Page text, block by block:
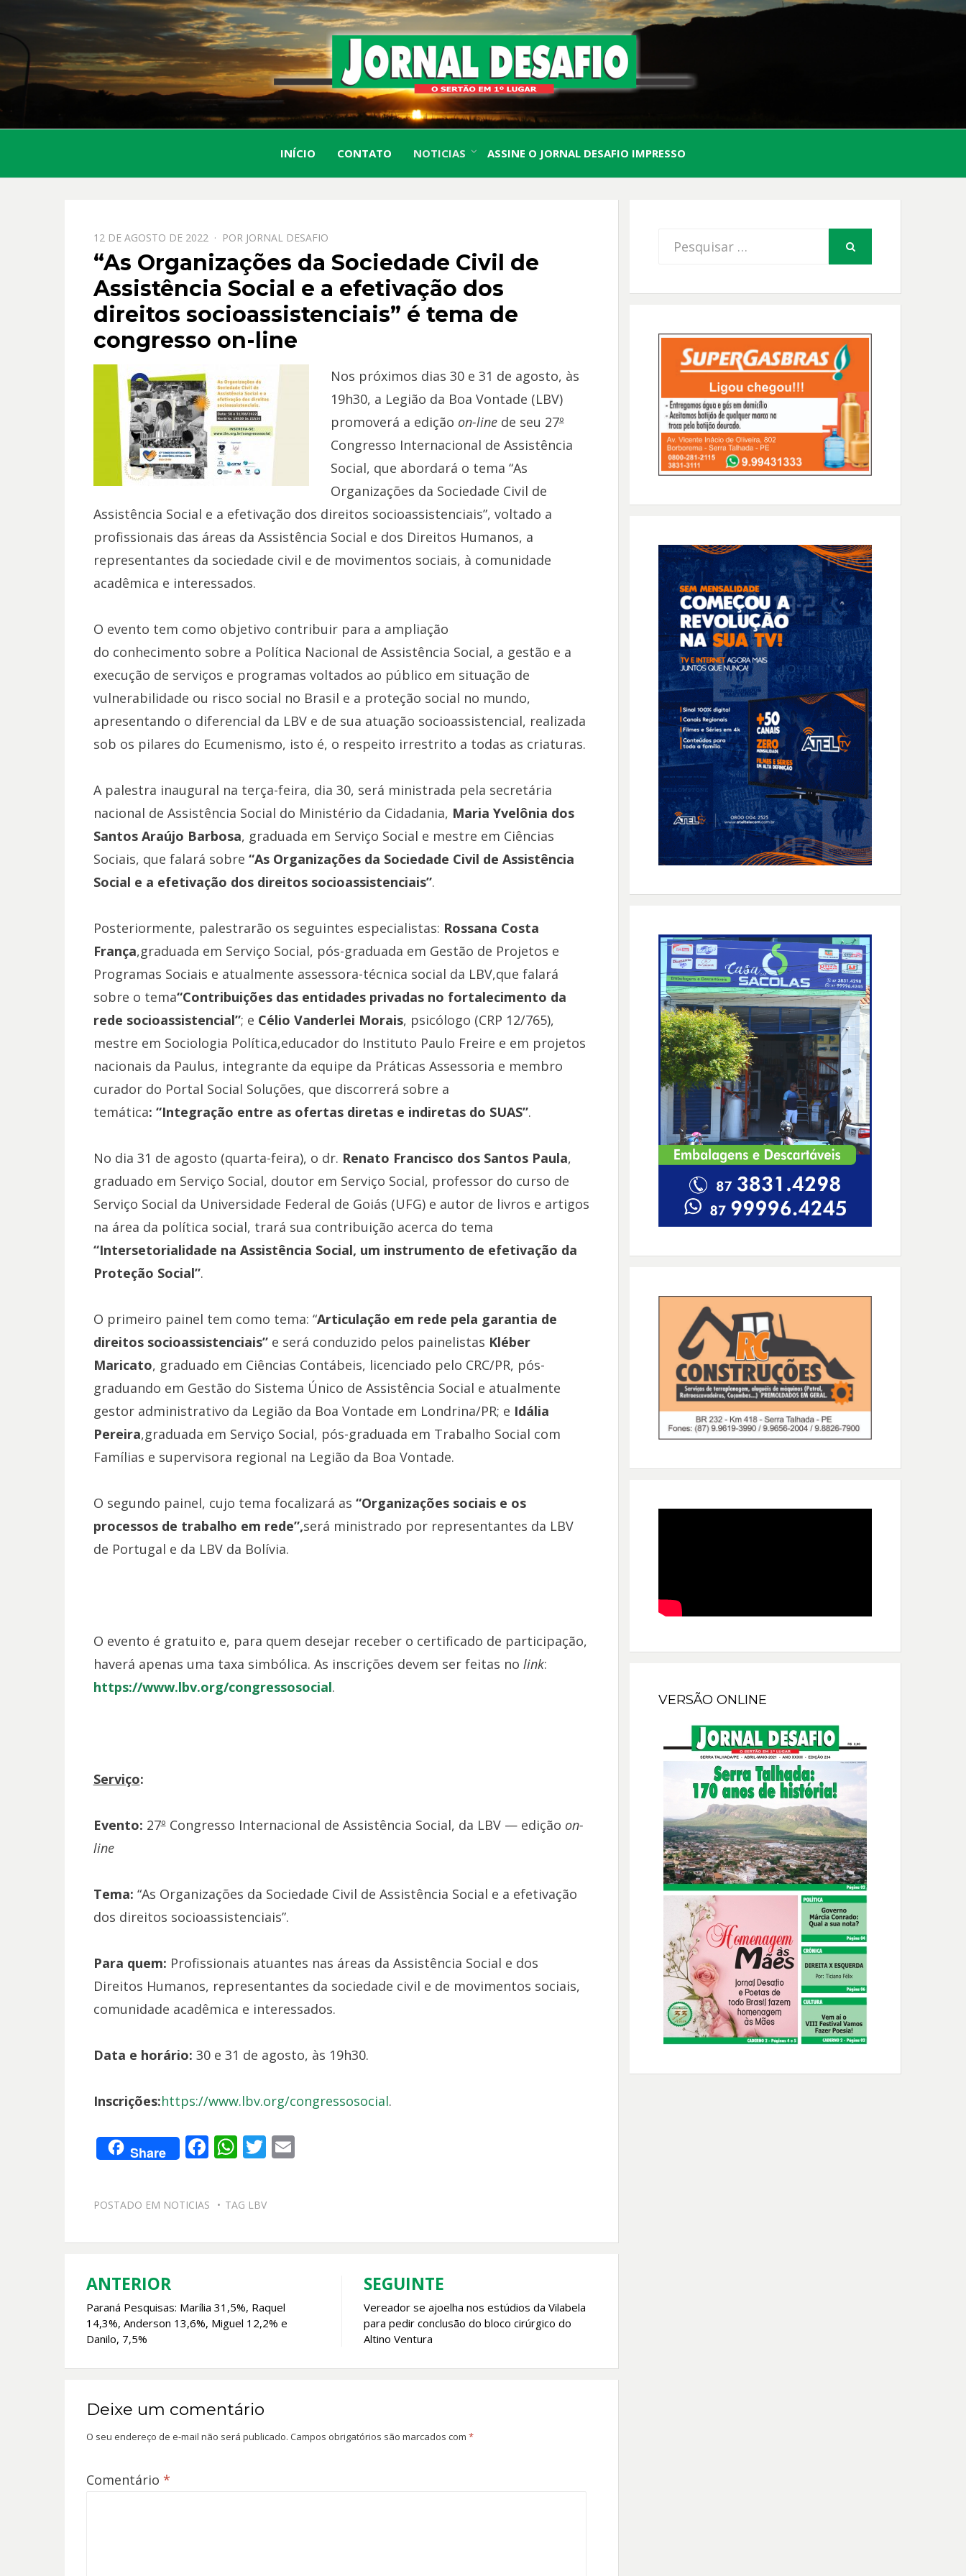
JORNAL
DESAFIO
O Sertão em 1º Lugar
INÍCIO CONTATO NOTICIAS ASSINE O JORNAL DESAFIO IMPRESSO
PPOSTADO
EM
12 DE AGOSTO DE 2022 POR JORNAL DESAFIO
“As Organizações da Sociedade Civil de
Assistência Social e a efetivação dos
direitos socioassistenciais” é tema de
congresso on-line
Nos próximos dias 30 e 31 de agosto, às
19h30, a Legião da Boa Vontade (LBV)
promoverá a edição on-linede seu 27º
Congresso Internacional de Assistência
Social, que abordará o tema “As
Organizações da Sociedade Civil de
Assistência Social e a efetivação dos direitos socioassistenciais”, voltado a
profissionais das áreas da Assistência Social e dos Direitos Humanos, a
representantes da sociedade civil e de movimentos sociais, à comunidade
acadêmica e interessados.
O evento tem como objetivo contribuir para a ampliação
do conhecimento sobre a Política Nacional de Assistência Social, a gestão e a
execução de serviços e programas voltados ao público em situação de
vulnerabilidade ou risco social no Brasil e a proteção social no mundo,
apresentando o diferencial da LBV e de sua atuação socioassistencial, realizada
sob os pilares do Ecumenismo, isto é, o respeito irrestrito a todas as criaturas.
A palestra inaugural na terça-feira, dia 30, será ministrada pela secretária
nacional de Assistência Social do Ministério da Cidadania, Maria Yvelônia dos
Santos Araújo Barbosa, graduada em Serviço Social e mestre em Ciências
Sociais, que falará sobre “As Organizações da Sociedade Civil de Assistência
Social e a efetivação dos direitos socioassistenciais”.
Posteriormente, palestrarão os seguintes especialistas: Rossana Costa
França,graduada em Serviço Social, pós-graduada em Gestão de Projetos e
Programas Sociais e atualmente assessora-técnica social da LBV,que falará
sobre o tema“Contribuições das entidades privadas no fortalecimento da
rede socioassistencial”; e Célio Vanderlei Morais, psicólogo (CRP 12/765),
mestre em Sociologia Política,educador do Instituto Paulo Freire e em projetos
nacionais da Paulus, integrante da equipe da Práticas Assessoria e membro
curador do Portal Social Soluções, que discorrerá sobre a
temática: “Integração entre as ofertas diretas e indiretas do SUAS”.
No dia 31 de agosto (quarta-feira), o dr. Renato Francisco dos Santos Paula,
graduado em Serviço Social, doutor em Serviço Social, professor do curso de
Serviço Social da Universidade Federal de Goiás (UFG) e autor de livros e artigos
na área da política social, trará sua contribuição acerca do tema
“Intersetorialidade na Assistência Social, um instrumento de efetivação da
Proteção Social”.
O primeiro painel tem como tema: “Articulação em rede pela garantia de
direitos socioassistenciais”e será conduzido pelos painelistas Kléber
Maricato, graduado em Ciências Contábeis, licenciado pelo CRC/PR, pós-
graduando em Gestão do Sistema Único de Assistência Social e atualmente
gestor administrativo da Legião da Boa Vontade em Londrina/PR; e Idália
Pereira,graduada em Serviço Social, pós-graduada em Trabalho Social com
Famílias e supervisora regional na Legião da Boa Vontade.
O segundo painel, cujo tema focalizará as “Organizações sociais e os
processos de trabalho em rede”,será ministrado por representantes da LBV
de Portugal e da LBV da Bolívia.
O evento é gratuito e, para quem desejar receber o certificado de participação,
haverá apenas uma taxa simbólica. As inscrições devem ser feitas no link:
https://www.lbv.org/congressosocial.
Serviço:
Evento: 27ºCongresso Internacional de Assistência Social, da LBV — edição on-
line
Tema: “As Organizações da Sociedade Civil de Assistência Social e a efetivação
dos direitos socioassistenciais”.
Para quem: Profissionais atuantes nas áreas da Assistência Social e dos
Direitos Humanos, representantes da sociedade civil e de movimentos sociais,
comunidade acadêmica e interessados.
Data e horário: 30 e 31 de agosto, às 19h30.
Inscrições:https://www.lbv.org/congressosocial.
Share F
b
o
W
s
A
T
er
E
POSTADO EM NOTICIAS TAG LBV
Navegação
de
Post
ANTERIOR
Paraná Pesquisas: Marília 31,5%, Raquel
14,3%, Anderson 13,6%, Miguel 12,2% e
Danilo, 7,5%
SEGUINTE
Vereador se ajoelha nos estúdios da Vilabela
para pedir conclusão do bloco cirúrgico do
Altino Ventura
Deixe um comentário
O seu endereço de e-mail não será publicado. Campos obrigatórios são marcados com *
Comentário *
Procurar
VERSÃO ONLINE